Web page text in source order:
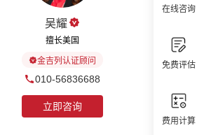
在线咨询
免费评估
费用计算
吴耀
擅长美国
金吉列认证顾问
010-56836688
立即咨询